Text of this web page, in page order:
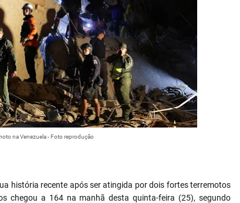
na Venezuela - Foto reprodução
história recente após ser atingida por dois fortes terremotos
chegou a 164 na manhã desta quinta-feira (25), segundo